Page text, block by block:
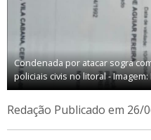
Condenada por atacar sogra
policiais civis no litoral -
Redação Publicado em 26/